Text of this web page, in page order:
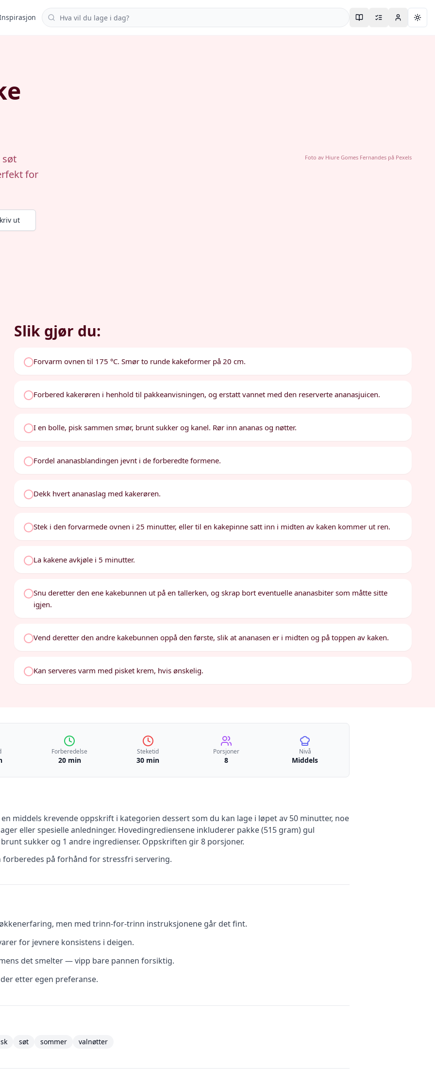
Søk i oppskrifter
søt
for
ut
Foto av Hiure Gomes Fernandespå Pexels
Slik gjør du:
Forvarm ovnen til 175 °C. Smør to runde kakeformer på 20 cm.
Forbered kakerøren i henhold til pakkeanvisningen, og erstatt vannet med den reserverte ananasjuicen.
I en bolle, pisk sammen smør, brunt sukker og kanel. Rør inn ananas og nøtter.
Fordel ananasblandingen jevnt i de forberedte formene.
Dekk hvert ananaslag med kakerøren.
Stek i den forvarmede ovnen i 25 minutter, eller til en kakepinne satt inn i midten av kaken kommer ut ren.
La kakene avkjøle i 5 minutter.
Snu deretter den ene kakebunnen ut på en tallerken, og skrap bort eventuelle ananasbiter som måtte sitte
igjen.
Vend deretter den andre kakebunnen oppå den første, slik at ananasen er i midten og på toppen av kaken.
Kan serveres varm med pisket krem, hvis ønskelig.
Forberedelse
20 min
Steketid
30 min
Porsjoner
8
Nivå
Middels
middels krevende oppskrift i kategorien dessertsom du kan lage i løpet av 50 minutter, noe
eller spesielle anledninger. Hovedingrediensene inkluderer pakke (515 gram) gul
sukker og 1 andre ingredienser. Oppskriften gir8 porsjoner.
forberedes på forhånd for stressfri servering.
men med trinn-for-trinn instruksjonene går det fint.
for jevnere konsistens i deigen.
det smelter — vipp bare pannen forsiktig.
etter egen preferanse.
søt sommer valnøtter